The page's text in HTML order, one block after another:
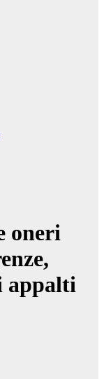
oneri
appalti